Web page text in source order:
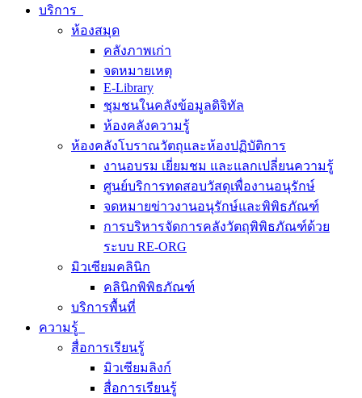
บริการ
ห้องสมุด
คลังภาพเก่า
จดหมายเหตุ
E-Library
ชุมชนในคลังข้อมูลดิจิทัล
ห้องคลังความรู้
ห้องคลังโบราณวัตถุและห้องปฏิบัติการ
งานอบรม เยี่ยมชม และแลกเปลี่ยนความรู้
ศูนย์บริการทดสอบวัสดุเพื่องานอนุรักษ์
จดหมายข่าวงานอนุรักษ์และพิพิธภัณฑ์
การบริหารจัดการคลังวัตถุพิพิธภัณฑ์ด้วย
ระบบ RE-ORG
มิวเซียมคลินิก
คลินิกพิพิธภัณฑ์
บริการพื้นที่
ความรู้
สื่อการเรียนรู้
มิวเซียมลิงก์
สื่อการเรียนรู้